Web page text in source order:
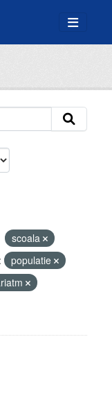
scoala
populatie